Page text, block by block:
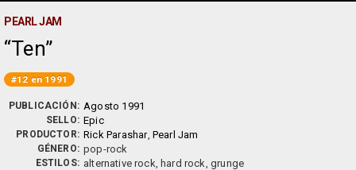
PEARL JAM
Ten
#12 en 1991
PUBLICACIÓN: Agosto 1991
SELLO: Epic
PRODUCTOR: Rick Parashar, Pearl Jam
GÉNERO: pop-rock
ESTILOS: alternative rock, hard rock, grunge